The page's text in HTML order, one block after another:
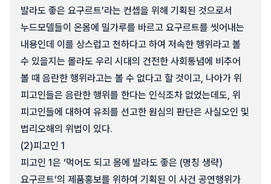
발라도 좋은 요구르트’라는 컨셉을 위해 기획된 것으로서
누드모델들이 온몸에 밀가루를 바르고 요구르트를 씻어내는
내용인데 이를 상스럽고 천하다고 하여 저속한 행위라고 볼
수 있을지는 몰라도 우리 시대의 건전한 사회통념에 비추어
볼 때 음란한 행위라고는 볼 수 없다고 할 것이고, 나아가 위
피고인들은 음란한 행위를 한다는 인식조차 없었는데도, 위
피고인들에 대하여 유죄를 선고한 원심의 판단은 사실오인 및
법리오해의 위법이 있다.
(2)피고인 1
피고인 1은 ‘먹어도 되고 몸에 발라도 좋은 (명칭 생략)
요구르트‘의 제품홍보를 위하여 기획된 이 사건 공연행위가